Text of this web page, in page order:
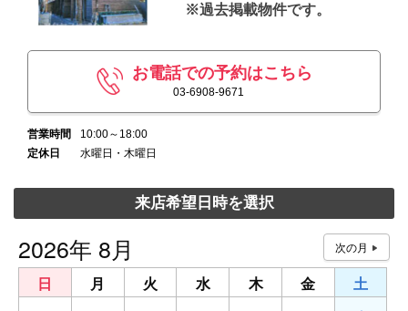
※過去掲載物件です。
お電話での予約はこちら
03-6908-9671
営業時間
10:00～18:00
定休日
水曜日・木曜日
来店希望日時を選択
2026年 8月
日 月 火 水 木 金
土